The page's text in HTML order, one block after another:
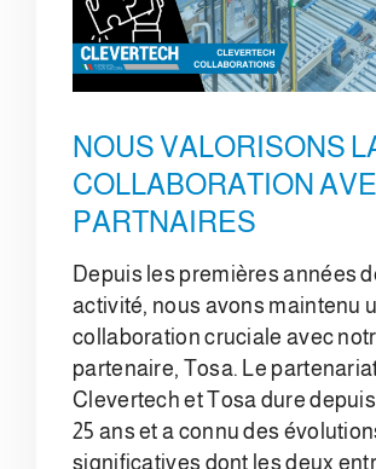
NOUS VALORISONS
COLLABORATION
PARTNAIRES
Depuis les premières années
activité, nous avons maintenu
collaboration cruciale avec
partenaire, Tosa. Le
Clevertech et Tosa dure
25 ans et a connu des
significatives dont les deux